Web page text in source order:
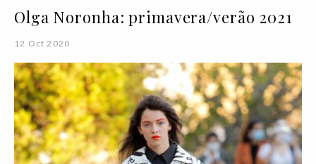
Olga Noronha: primavera/verão 2021
12 Oct 2020